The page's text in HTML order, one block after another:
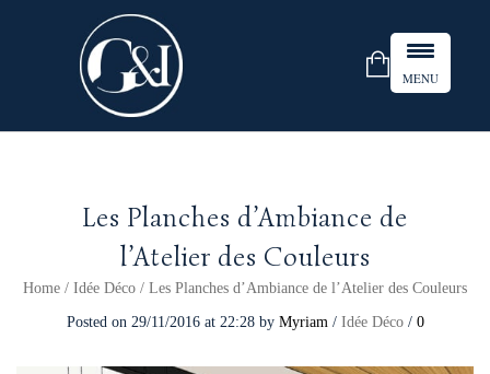
Les Planches d’Ambiance de
l’Atelier des Couleurs
Home / Idée Déco / Les Planches d’Ambiance de l’Atelier des Couleurs
Posted on 29/11/2016at 22:28 by Myriam/ Idée Déco/ 0
MENU